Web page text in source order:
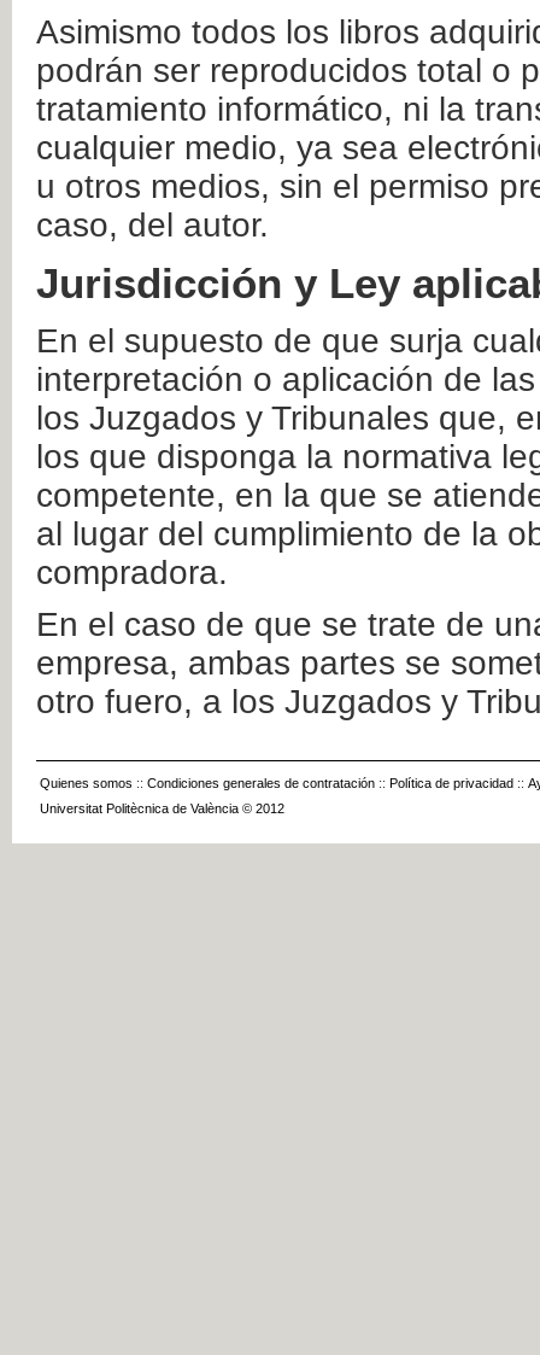
Asimismo todos los libros
podrán ser reproducidos total o
tratamiento informático, ni la
cualquier medio, ya sea
u otros medios, sin el permiso
caso, del autor.
Jurisdicción y Ley
En el supuesto de que surja
interpretación o aplicación de
los Juzgados y Tribunales que,
los que disponga la normativa
competente, en la que se
al lugar del cumplimiento de la
compradora.
En el caso de que se trate de
empresa, ambas partes se
otro fuero, a los Juzgados y
Quienes somos :: Condiciones generales de contratación :: Política de privacidad ::
Universitat Politècnica de València © 2012